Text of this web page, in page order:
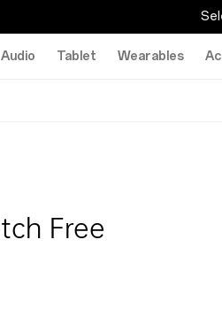
Audio Tablet Wearables
Free